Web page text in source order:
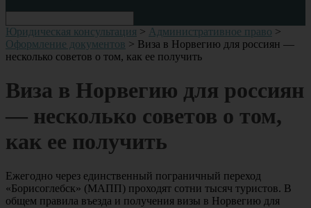
Юридическая консультация > Административное право >
Оформление документов > Виза в Норвегию для россиян —
несколько советов о том, как ее получить
Виза в Норвегию для россиян
— несколько советов о том,
как ее получить
Ежегодно через единственный пограничный переход
«Борисоглебск» (МАПП) проходят сотни тысяч туристов. В
общем правила въезда и получения визы в Норвегию для